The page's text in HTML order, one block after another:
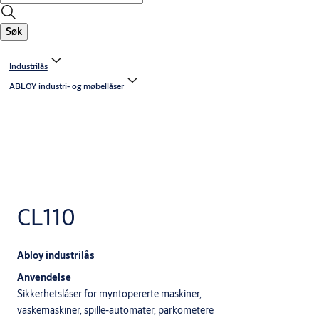
Søk
Industrilås
ABLOY industri- og møbellåser
CL110
Abloy industrilås
Anvendelse
Sikkerhetslåser for myntopererte maskiner,
vaskemaskiner, spille-automater, parkometere